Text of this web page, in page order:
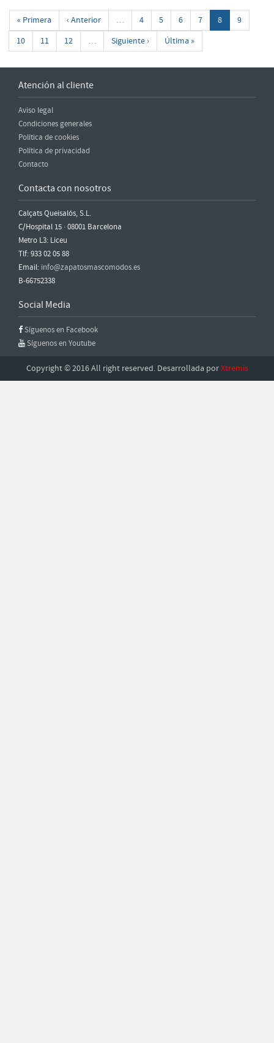
« Primera ‹ Anterior … 4 5 6 7 8
9
10
11 12 … Siguiente › Última »
Atención al cliente
Aviso legal
Condiciones generales
Política de cookies
Política de privacidad
Contacto
Contacta con nosotros
Calçats Queisalós, S.L.
C/Hospital 15 · 08001 Barcelona
Metro L3: Liceu
Tlf: 933 02 05 88
Email: info@zapatosmascomodos.es
B-66752338
Social Media
Síguenos en Facebook
Síguenos en Youtube
Copyright © 2016 All right reserved. Desarrollada porXtremis